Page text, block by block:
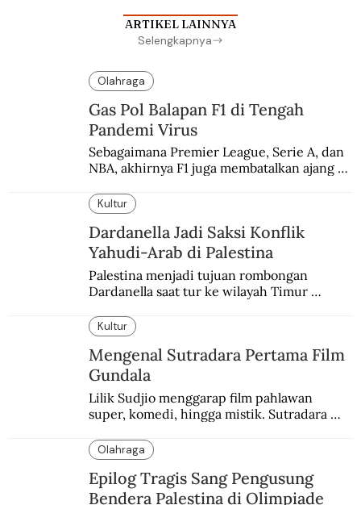
ARTIKEL LAINNYA
Selengkapnya
Olahraga
Gas Pol Balapan F1 di Tengah
Pandemi Virus
Sebagaimana Premier League, Serie A, dan
NBA, akhirnya F1 juga membatalkan ajang
enam dekade lampau.
Kultur
Dardanella Jadi Saksi Konflik
Yahudi-Arab di Palestina
Palestina menjadi tujuan rombongan
Dardanella saat tur ke wilayah Timur
ketegangan antara orang Yahudi dan
penduduk Arab.
Kultur
Mengenal Sutradara Pertama Film
Gundala
Lilik Sudjio menggarap film pahlawan
super, komedi, hingga mistik. Sutradara
Olahraga
Epilog Tragis Sang Pengusung
Bendera Palestina di Olimpiade